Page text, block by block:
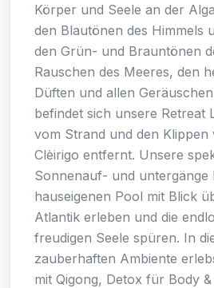
Körper und Seele an der
den Blautönen des Himmels
den Grün- und Brauntönen
Rauschen des Meeres, den
Düften und allen
befindet sich unsere Retreat
vom Strand und den Klippen
Clèirigo entfernt. Unsere
Sonnenauf- und untergänge
hauseigenen Pool mit Blick
Atlantik erleben und die
freudigen Seele spüren. In
zauberhaften Ambiente
mit Qigong, Detox für Body